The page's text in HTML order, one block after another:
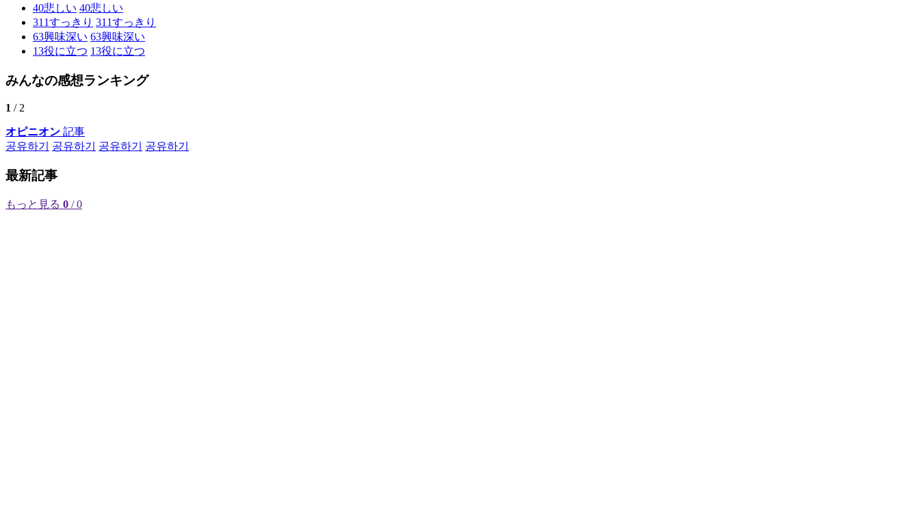
40悲しい 40悲しい
311すっきり 311すっきり
63興味深い 63興味深い
13役に立つ 13役に立つ
みんなの感想ランキング
1 / 2
オピニオン 記事
공유하기
공유하기 공유하기 공유하기
最新記事
もっと見る 0 / 0